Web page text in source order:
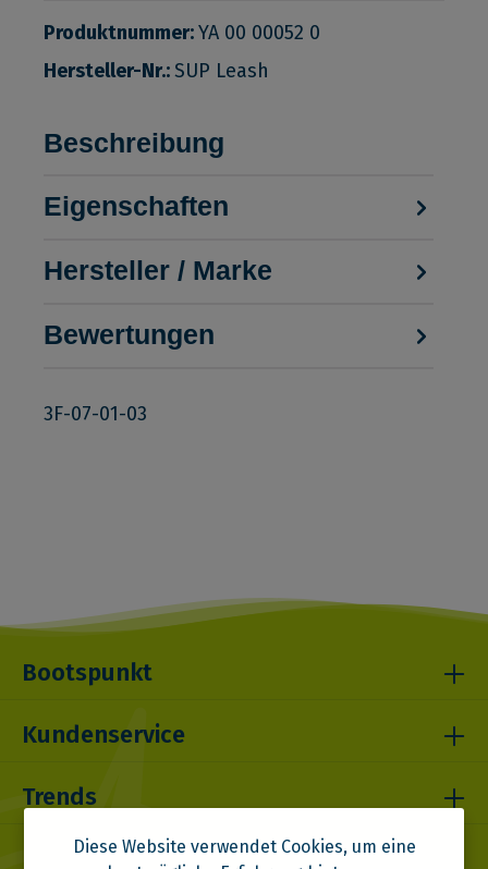
Produktnummer:YA 00 00052 0
Hersteller-Nr.:SUP Leash
Beschreibung
Eigenschaften
Hersteller / Marke
Bewertungen
3F-07-01-03
Bootspunkt
Kundenservice
Trends
Diese Website verwendet Cookies, um eine